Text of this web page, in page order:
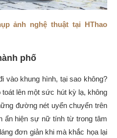
ảnh nghệ thuật tại HThao
phố
vào khung hình, tại sao không?
lên một sức hút kỳ lạ, không
đường nét uyển chuyển trên
ẩn hiện sự nữ tính từ trong tâm
đơn giản khi mà khắc họa lại